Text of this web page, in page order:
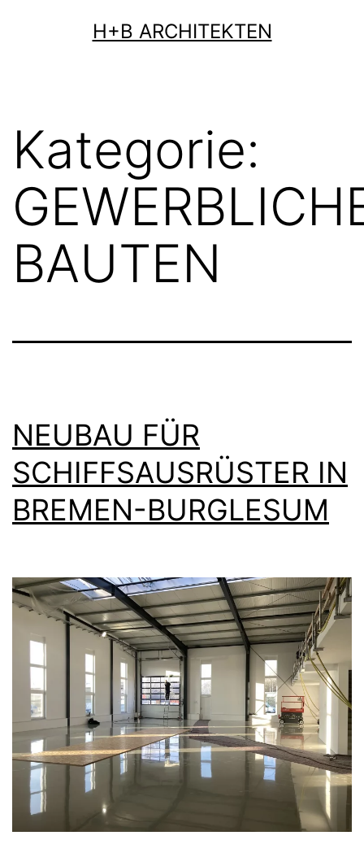
H+B ARCHITEKTEN
Kategorie:
BAUTEN
NEUBAU FÜR
SCHIFFSAUSRÜSTER IN
BREMEN-BURGLESUM